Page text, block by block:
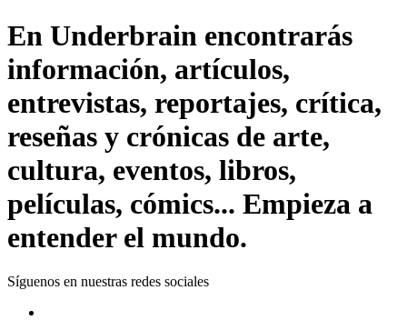
En Underbrain encontrarás
información, artículos,
entrevistas, reportajes, crítica,
reseñas y crónicas de arte,
cultura, eventos, libros,
películas, cómics... Empieza a
entender el mundo.
Síguenos en nuestras redes sociales